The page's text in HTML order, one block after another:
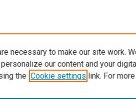
necessary to make our site work.
our content and your
the Cookie settings link. For